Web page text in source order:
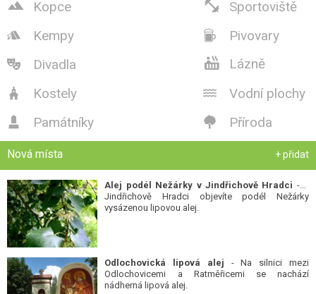
 Kopce  Sportoviště
 Kempy  Pivovary
 Divadla  Lázně
 Kostely  Vodní plochy
 Památníky  Příroda
Nová místa + přidat
Alej podél Nežárky v Jindřichově Hradci - V
Jindřichově Hradci objevíte podél Nežárky
vysázenou lipovou alej.
Odlochovická lipová alej - Na silnici mezi
Odlochovicemi a Ratměřicemi se nachází
nádherná lipová alej.